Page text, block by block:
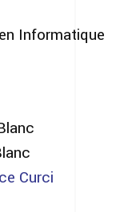
Informatique
Curci